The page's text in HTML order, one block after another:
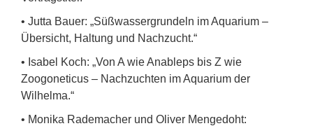
• Jutta Bauer: „Süßwassergrundeln im Aquarium –
Übersicht, Haltung und Nachzucht.“
• Isabel Koch: „Von A wie Anableps bis Z wie
Zoogoneticus – Nachzuchten im Aquarium der
Wilhelma.“
• Monika Rademacher und Oliver Mengedoht: